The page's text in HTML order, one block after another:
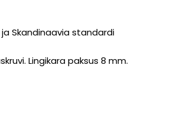
ja Skandinaavia standardi
Lingikara paksus 8 mm.